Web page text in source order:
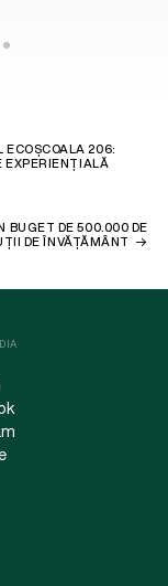
206:
EXPERIENȚIALĂ
BUGET DE 500.000 DE
DE ÎNVĂȚĂMÂNT